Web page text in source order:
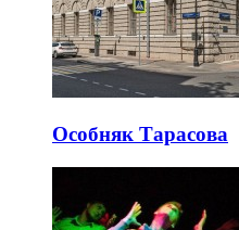
Особняк Тарасова